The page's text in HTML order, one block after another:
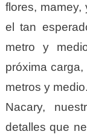
flores, mamey,
el tan
metro y
próxima
metros y medio.
Nacary,
detalles que